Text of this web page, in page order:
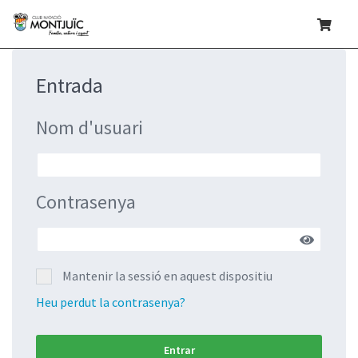
Entrada
Nom d'usuari
Contrasenya
Mantenir la sessió en aquest dispositiu
Heu perdut la contrasenya?